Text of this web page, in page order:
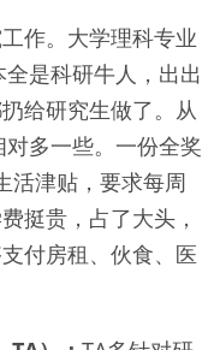
作。大学理科专业
是科研牛人，出出
给研究生做了。从
多一些。一份全奖
活津贴，要求每周
挺贵，占了大头，
付房租、伙食、医